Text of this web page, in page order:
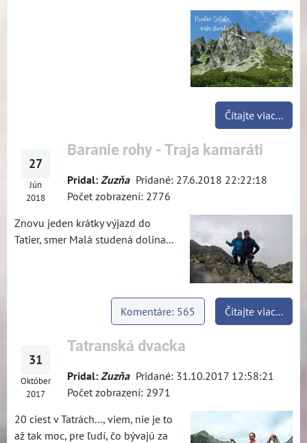
Čítajte viac...
27
Jún
2018
Baranie rohy - Traja kamaráti
Pridal: Zuzňa Pridané: 27.6.2018 22:22:18
Počet zobrazení: 2776
Znovu jeden krátky výjazd do
Tatier, smer Malá studená dolina...
Čítajte viac...
Komentáre: 565
31
Október
2017
Tatranská dvacka
Pridal: Zuzňa Pridané: 31.10.2017 12:58:21
Počet zobrazení: 2971
20 ciest v Tatrách..., viem, nie je to
až tak moc, pre ľudí, čo bývajú za